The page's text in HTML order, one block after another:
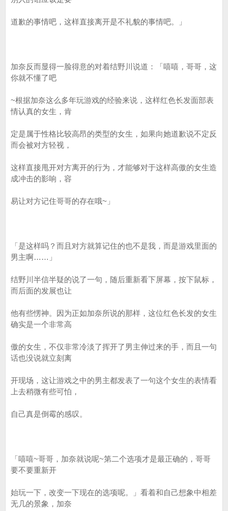
道歉的事情吧，这样直接离开是不礼貌的事情吧。」
加奈反而显得一脸得意的对着结野川说道：「嘻嘻，哥哥，这
你就不懂了吧
~根据加奈这么多年玩游戏的经验来说，这样红色长发面部表
情认真的女生，肯
定是属于性格比较高昂的类型的女生，如果向她道歉说不定反
而会被对方轻视，
这样直接甩开对方离开的行为，才能够对于这样高傲的女生造
成冲击的影响，容
易让对方记住哥哥的存在哦~」
「是这样吗？而且对方就算记住的也不是我，而是游戏里面的
男主啊……」
结野川半信半疑的说了一句，随后重新看下屏幕，按下鼠标，
而后面的发展也让
他有些愣神。因为正如加奈所说的那样，这位红色长发的女生
确实是一个非常高
傲的女生，不仅非常冷淡了挥开了男主伸过来的手，而且一句
话也没说就立刻离
开现场，这让游戏之中的男主都发表了一句这个女生的表情看
上去稍微有些可怕，
自己真是倒霉的感叹。
「嘻嘻~哥哥，加奈就说呢~第二个选项才是最正确的，哥哥
要不要重新开
始玩一下，改变一下现在的选项呢。」看着和自己想象中相差
无几的景象，加奈